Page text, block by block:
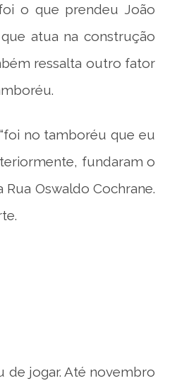
o que prendeu João
atua na construção
ressalta outro fator
no tamboréu que eu
fundaram o
Oswaldo Cochrane.
de jogar. Até novembro